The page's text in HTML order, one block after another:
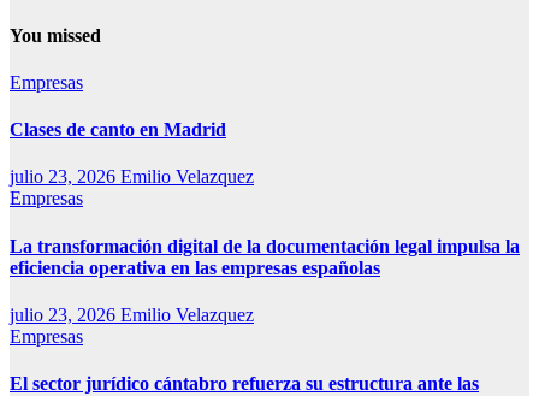
You missed
Empresas
Clases de canto en Madrid
julio 23, 2026 Emilio Velazquez
Empresas
La transformación digital de la documentación legal impulsa la
eficiencia operativa en las empresas españolas
julio 23, 2026 Emilio Velazquez
Empresas
El sector jurídico cántabro refuerza su estructura ante las